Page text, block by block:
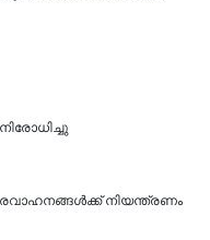
നിയന്ത്രണം